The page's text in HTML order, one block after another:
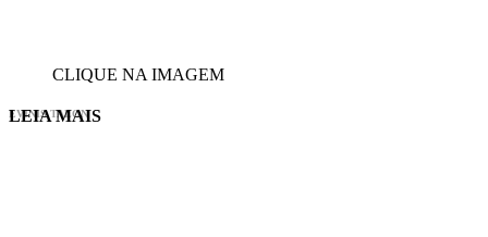
CLIQUE NA IMAGEM
EVINIS TALON
LEIA MAIS